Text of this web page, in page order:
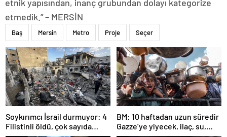
etnik yapısından, inanç grubundan dolayı kategorize
etmedik.” – MERSİN
Baş Mersin Metro Proje Seçer
Soykırımcı İsrail durmuyor: 4
Filistinli öldü, çok sayıda
BM: 10 haftadan uzun süredir
Gazze’ye yiyecek, ilaç, su,